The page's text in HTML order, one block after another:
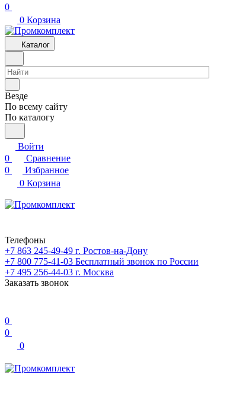
0
0 Корзина
Каталог
Везде
По всему сайту
По каталогу
Войти
0
Сравнение
0
Избранное
0 Корзина
Телефоны
+7 863 245-49-49 г. Ростов-на-Дону
+7 800 775-41-03 Бесплатный звонок по России
+7 495 256-44-03 г. Москва
Заказать звонок
0
0
0